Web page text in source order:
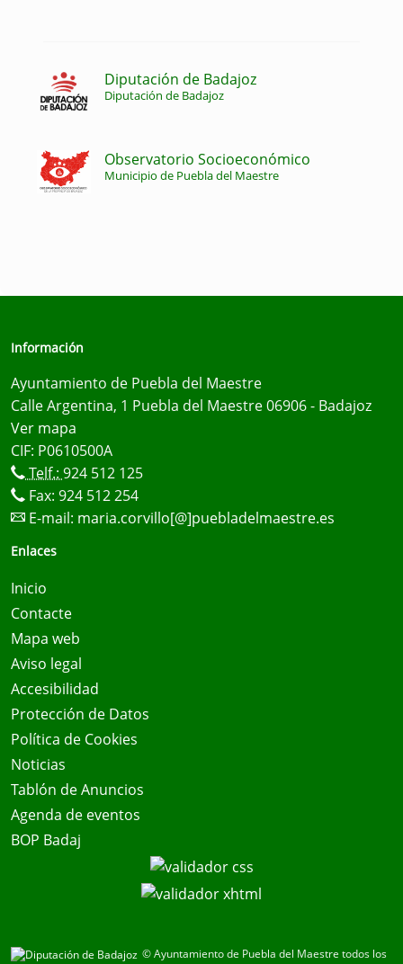
Diputación de Badajoz
Diputación de Badajoz
Observatorio Socioeconómico
Municipio de Puebla del Maestre
Información
Ayuntamiento de Puebla del Maestre
Calle Argentina, 1 Puebla del Maestre 06906 - Badajoz
Ver mapa
CIF: P0610500A
Telf.: 924 512 125
Fax: 924 512 254
E-mail: maria.corvillo[@]puebladelmaestre.es
Enlaces
Inicio
Contacte
Mapa web
Aviso legal
Accesibilidad
Protección de Datos
Política de Cookies
Noticias
Tablón de Anuncios
Agenda de eventos
BOP Badaj
© Ayuntamiento de Puebla del Maestre todos los